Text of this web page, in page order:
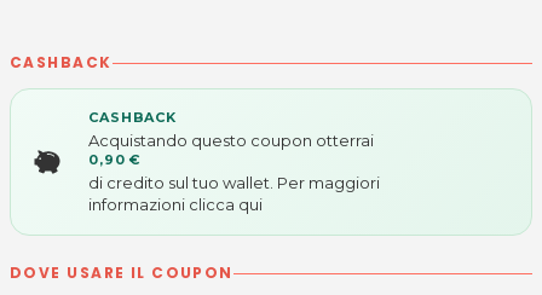
CASHBACK
CASHBACK
Acquistando questo coupon otterrai
0,90 €
di credito sul tuo wallet. Per maggiori
informazioni clicca qui
DOVE USARE IL COUPON